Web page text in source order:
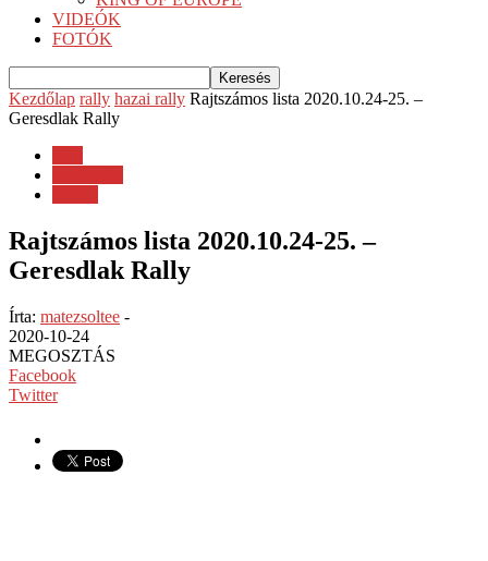
VIDEÓK
FOTÓK
Kezdőlap rally hazai rally Rajtszámos lista 2020.10.24-25. –
Geresdlak Rally
Rajtszámos lista 2020.10.24-25. –
Geresdlak Rally
Írta: matezsoltee -
2020-10-24
MEGOSZTÁS
Facebook
Twitter